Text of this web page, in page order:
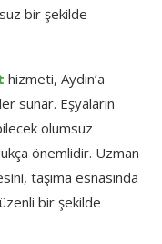
bir şekilde
hizmeti, Aydın’a
sunar. Eşyaların
olumsuz
önemlidir. Uzman
taşıma esnasında
bir şekilde